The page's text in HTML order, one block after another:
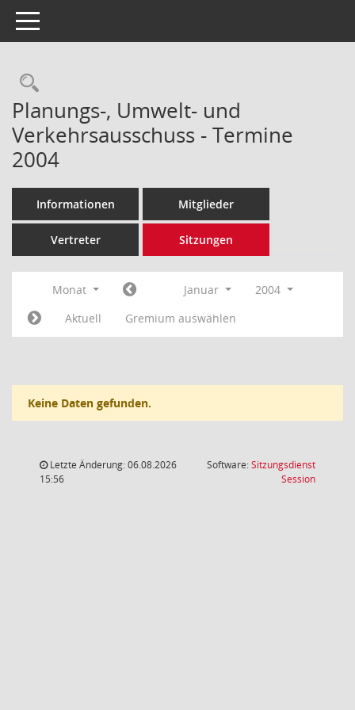
Toggle navigation
Rechercheauswahl
Planungs-, Umwelt- und
Verkehrsausschuss - Termine
2004
Informationen Mitglieder
Vertreter Sitzungen
Monat Januar
2004
Aktuell
Gremium auswählen
Keine Daten gefunden.
Letzte Änderung: 06.08.2026
15:56
Software:Sitzungsdienst
Session(Wird in